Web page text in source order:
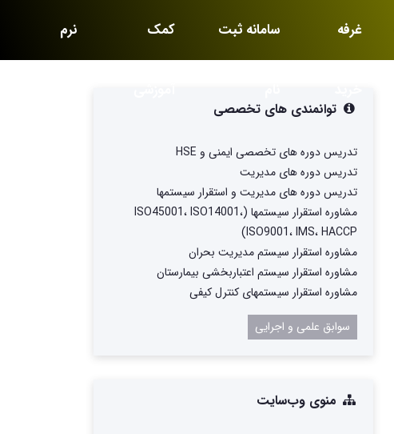
غرفه سامانه ثبت کمک نرم
توانمندی های تخصصی
تدریس دوره های تخصصی ایمنی و HSE
تدریس دوره های مدیریت
تدریس دوره های مدیریت و استقرار سیستمها
مشاوره استقرار سیستمها (ISO45001، ISO14001،
ISO9001، IMS، HACCP)
مشاوره استقرار سیستم مدیریت بحران
مشاوره استقرار سیستم اعتباربخشی بیمارستان
مشاوره استقرار سیستمهای کنترل کیفی
سوابق علمی و اجرایی
منوی وب‌سایت